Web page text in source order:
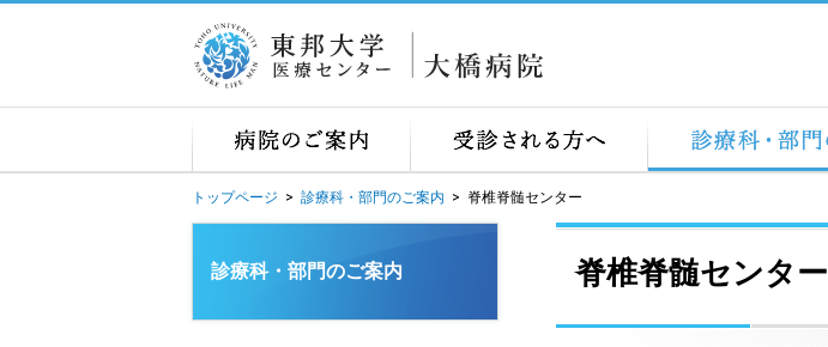
トップページ > 診療科・部門のご案内 > 脊椎脊髄センター
脊椎脊髄センター
診療科・部門のご案内